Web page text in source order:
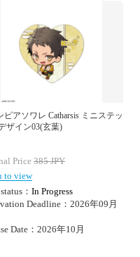
ピアソワレ Catharsis ミニステッ
ザイン03(玄葉)
Price 385JPY
to view
： In Progress
Deadline：2026年09月
Date：2026年10月